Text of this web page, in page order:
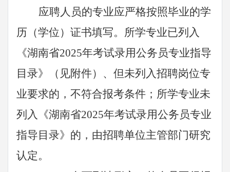
应聘人员的专业应严格按照毕业的学
历（学位）证书填写。所学专业已列入
《湖南省2025年考试录用公务员专业指导
目录》（见附件）、但未列入招聘岗位专
业要求的，不符合报考条件；所学专业未
列入《湖南省2025年考试录用公务员专业
指导目录》的，由招聘单位主管部门研究
认定。